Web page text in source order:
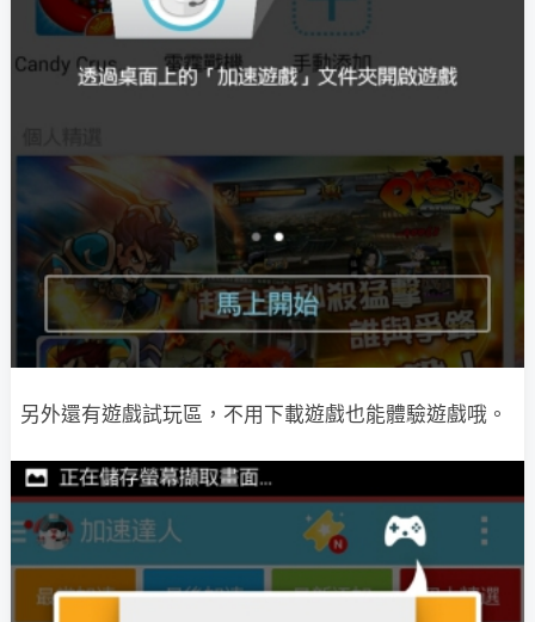
另外還有遊戲試玩區，不用下載遊戲也能體驗遊戲哦。